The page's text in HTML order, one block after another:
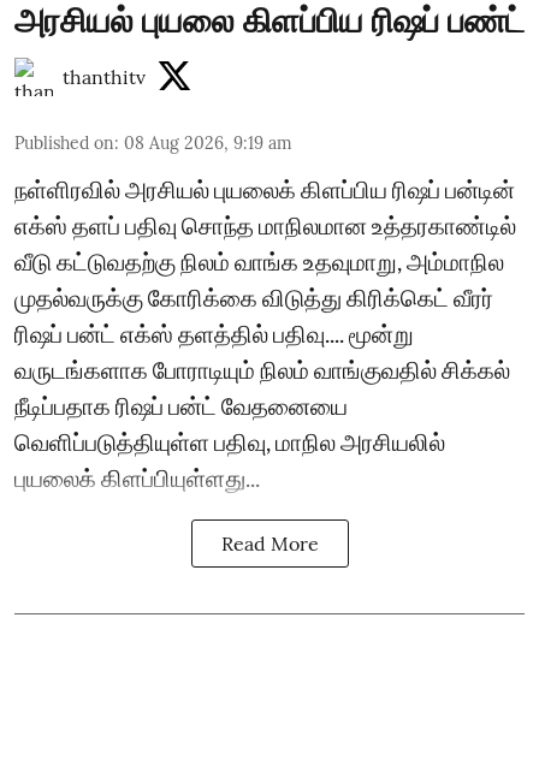
அரசியல் புயலை கிளப்பிய ரிஷப் பண்ட்
thanthitv
Published on: 08 Aug 2026, 9:19 am
நள்ளிரவில் அரசியல் புயலைக் கிளப்பிய ரிஷப் பன்டின்
எக்ஸ் தளப் பதிவு சொந்த மாநிலமான உத்தரகாண்டில்
வீடு கட்டுவதற்கு நிலம் வாங்க உதவுமாறு, அம்மாநில
முதல்வருக்கு கோரிக்கை விடுத்து கிரிக்கெட் வீரர்
ரிஷப் பன்ட் எக்ஸ் தளத்தில் பதிவு.... மூன்று
வருடங்களாக போராடியும் நிலம் வாங்குவதில் சிக்கல்
நீடிப்பதாக ரிஷப் பன்ட் வேதனையை
வெளிப்படுத்தியுள்ள பதிவு, மாநில அரசியலில்
புயலைக் கிளப்பியுள்ளது...
Read More